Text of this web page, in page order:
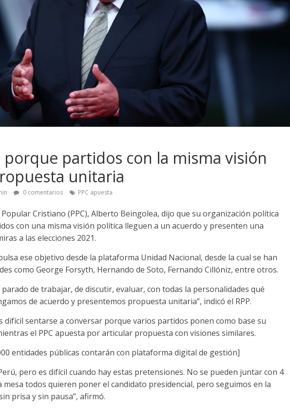
porque partidos con la misma visión
unitaria
0 comentarios PPC apuesta
Cristiano (PPC), Alberto Beingolea, dijo que su organización política
con una misma visión política lleguen a un acuerdo y presenten una
a las elecciones 2021.
ese objetivo desde la plataforma Unidad Nacional, desde la cual se han
como George Forsyth, Hernando de Soto, Fernando Cillóniz, entre otros.
de trabajar, de discutir, evaluar, con todas la personalidades qué
de acuerdo y presentemos propuesta unitaria”, indicó el RPP.
difícil sentarse a conversar porque varios partidos ponen como base su
el PPC apuesta por articular propuesta con visiones similares.
entidades públicas contarán con plataforma digital de gestión]
pero es difícil cuando hay estas pretensiones. No se pueden juntar con 4
mesa todos quieren poner el candidato presidencial, pero seguimos en la
prisa y sin pausa”, afirmó.